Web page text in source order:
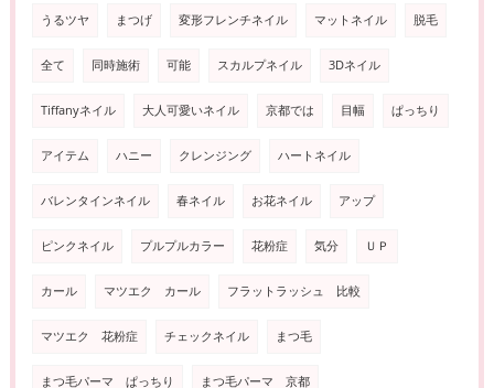
うるツヤ まつげ 変形フレンチネイル マットネイル 脱毛
全て 同時施術 可能 スカルプネイル 3Dネイル
Tiffanyネイル 大人可愛いネイル 京都では 目幅 ぱっちり
アイテム ハニー クレンジング ハートネイル
バレンタインネイル 春ネイル お花ネイル アップ
ピンクネイル プルプルカラー 花粉症 気分 ＵＰ
カール マツエク カール フラットラッシュ 比較
マツエク 花粉症 チェックネイル まつ毛
まつ毛パーマ ぱっちり まつ毛パーマ 京都